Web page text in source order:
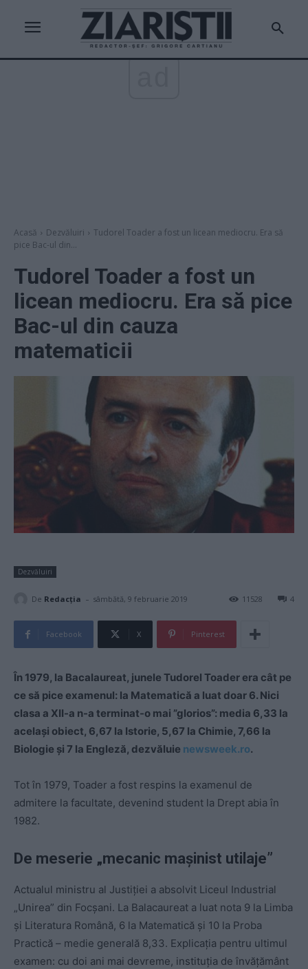
Acasă Dezvăluiri
Tudorel Toader a fost un licean mediocru. Era să
pice Bac-ul din...
Tudorel Toader a fost un
licean mediocru. Era să pice
Bac-ul din cauza
matematicii
Dezvăluiri
De Redacţia - sâmbătă, 9 februarie 2019 4
11528
Facebook X Pinterest
În 1979, la Bacalaureat, junele Tudorel Toader era cât pe
ce să pice examenul: la Matematică a luat doar 6. Nici
clasa a XII-a n-a terminat-o mai ”glorios”: media 6,33 la
același obiect, 6,67 la Istorie, 5,67 la Chimie, 7,66 la
Biologie și 7 la Engleză, dezvăluie newsweek.ro.
Tot în 1979, Toader a fost respins la examenul de
admitere la facultate, devenind student la Drept abia în
1982.
De meserie „mecanic mașinist utilaje”
Actualul ministru al Justiției a absolvit Liceul Industrial
„Unirea” din Focșani. La Balacaureat a luat nota 9 la Limba
și Literatura Română, 6 la Matematică și 10 la Proba
Practică – medie generală 8,33. Explicația pentru ultimul
examen: cu doi ani mai devreme, instituția de învățământ